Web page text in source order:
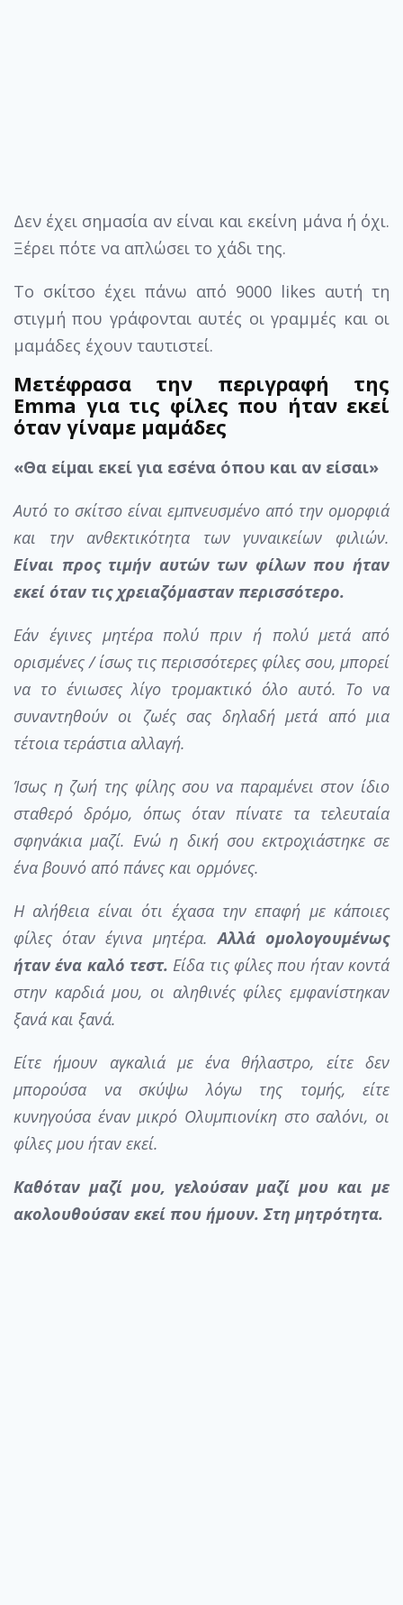
Δεν έχει σημασία αν είναι και εκείνη μάνα ή όχι.
Ξέρει πότε να απλώσει το χάδι της.
Το σκίτσο έχει πάνω από 9000 likes αυτή τη
στιγμή που γράφονται αυτές οι γραμμές και οι
μαμάδες έχουν ταυτιστεί.
Μετέφρασα την περιγραφή της
Emma για τις φίλες που ήταν εκεί
όταν γίναμε μαμάδες
«Θα είμαι εκεί για εσένα όπου και αν είσαι»
Αυτό το σκίτσο είναι εμπνευσμένο από την ομορφιά
και την ανθεκτικότητα των γυναικείων φιλιών.
Είναι προς τιμήν αυτών των φίλων που ήταν
εκεί όταν τις χρειαζόμασταν περισσότερο.
Εάν έγινες μητέρα πολύ πριν ή πολύ μετά από
ορισμένες / ίσως τις περισσότερες φίλες σου, μπορεί
να το ένιωσες λίγο τρομακτικό όλο αυτό. Το να
συναντηθούν οι ζωές σας δηλαδή μετά από μια
τέτοια τεράστια αλλαγή.
Ίσως η ζωή της φίλης σου να παραμένει στον ίδιο
σταθερό δρόμο, όπως όταν πίνατε τα τελευταία
σφηνάκια μαζί. Ενώ η δική σου εκτροχιάστηκε σε
ένα βουνό από πάνες και ορμόνες.
Η αλήθεια είναι ότι έχασα την επαφή με κάποιες
φίλες όταν έγινα μητέρα.Αλλά ομολογουμένως
ήταν ένα καλό τεστ. Είδα τις φίλες που ήταν κοντά
στην καρδιά μου, οι αληθινές φίλες εμφανίστηκαν
ξανά και ξανά.
Είτε ήμουν αγκαλιά με ένα θήλαστρο, είτε δεν
μπορούσα να σκύψω λόγω της τομής, είτε
κυνηγούσα έναν μικρό Ολυμπιονίκη στο σαλόνι, οι
φίλες μου ήταν εκεί.
Καθόταν μαζί μου, γελούσαν μαζί μου και με
ακολουθούσαν εκεί που ήμουν. Στη μητρότητα.